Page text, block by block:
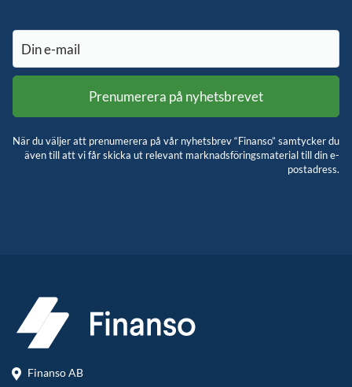
När du väljer att prenumerera på vår nyhetsbrev “Finanso” samtycker du
även till att vi får skicka ut relevant marknadsföringsmaterial till din e-
postadress.
Finanso AB